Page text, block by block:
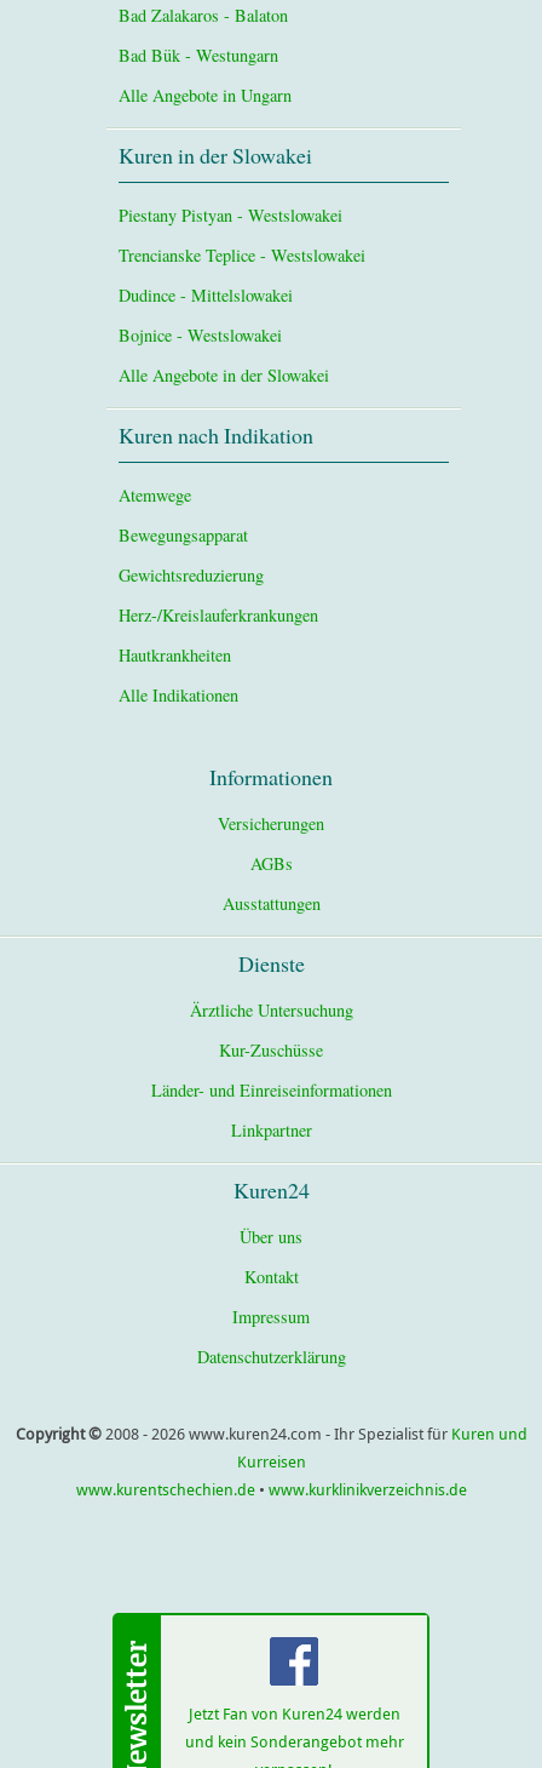
Bad Zalakaros - Balaton
Bad Bük - Westungarn
Alle Angebote in Ungarn
Kuren in der Slowakei
Piestany Pistyan - Westslowakei
Trencianske Teplice - Westslowakei
Dudince - Mittelslowakei
Bojnice - Westslowakei
Alle Angebote in der Slowakei
Kuren nach Indikation
Atemwege
Bewegungsapparat
Gewichtsreduzierung
Herz-/Kreislauferkrankungen
Hautkrankheiten
Alle Indikationen
Informationen
Versicherungen
AGBs
Ausstattungen
Dienste
Ärztliche Untersuchung
Kur-Zuschüsse
Länder- und Einreiseinformationen
Linkpartner
Kuren24
Über uns
Kontakt
Impressum
Datenschutzerklärung
Copyright ©2008 - 2026 www.kuren24.com - Ihr Spezialist für Kuren und
Kurreisen
www.kurentschechien.de• www.kurklinikverzeichnis.de
Jetzt Fan von Kuren24 werden
und kein Sonderangebot mehr